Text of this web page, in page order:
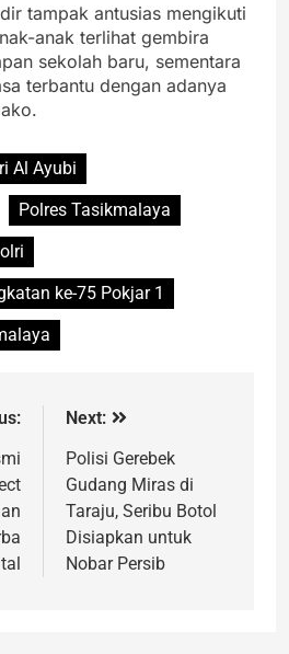
tampak antusias mengikuti
anak terlihat gembira
sekolah baru, sementara
terbantu dengan adanya
Al Ayubi
Polres Tasikmalaya
ke-75 Pokjar 1
Next:
Polisi Gerebek
Gudang Miras di
Taraju, Seribu Botol
Disiapkan untuk
Nobar Persib